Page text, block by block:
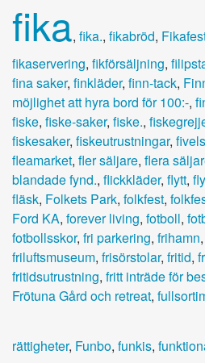
fika, fika., fikabröd,
fikaservering, fikförsäljning,
fina saker, finkläder, finn-tack,
möjlighet att hyra bord för 100:-,
fiske, fiske-saker, fiske.,
fiskesaker, fiskeutrustningar,
fleamarket, fler säljare, flera
blandade fynd., flickkläder, flytt,
fläsk, Folkets Park, folkfest,
Ford KA, forever living, fotboll,
fotbollsskor, fri parkering, frihamn,
friluftsmuseum, frisörstolar, fritid,
fritidsutrustning, fritt inträde för
Frötuna Gård och retreat,
rättigheter, Funbo, funkis,